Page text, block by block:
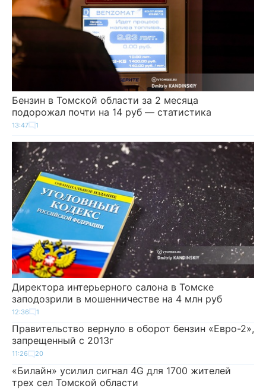
Бензин в Томской области за 2 месяца
подорожал почти на 14 руб — статистика
13:47 1
Директора интерьерного салона в Томске
заподозрили в мошенничестве на 4 млн руб
12:36 1
Правительство вернуло в оборот бензин «Евро-2»,
запрещенный с 2013г
11:26 20
«Билайн» усилил сигнал 4G для 1700 жителей
трех сел Томской области